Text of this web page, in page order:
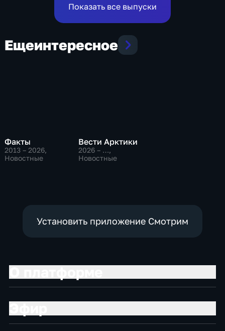
Показать все выпуски
Ещеинтересное
Факты
2013 – 2026,
Новостные
Вести Арктики
2026 – …,
Новостные
Установить приложение Смотрим